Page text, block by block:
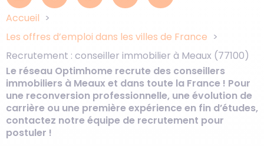
Accueil
Les offres d’emploi dans les villes de France
Recrutement : conseiller immobilier à Meaux (77100)
Le réseau Optimhome recrute des conseillers
immobiliers à Meaux et dans toute la France ! Pour
une reconversion professionnelle, une évolution de
carrière ou une première expérience en fin d’études,
contactez notre équipe de recrutement pour
postuler !